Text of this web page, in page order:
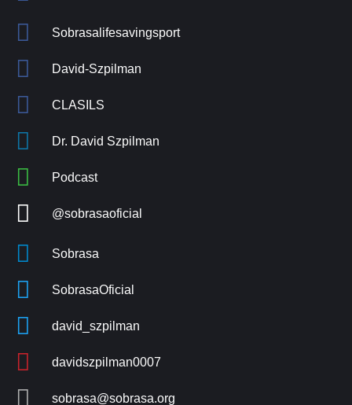
Sobrasalifesavingsport
David-Szpilman
CLASILS
Dr. David Szpilman
Podcast
@sobrasaoficial
Sobrasa
SobrasaOficial
david_szpilman
davidszpilman0007
sobrasa@sobrasa.org